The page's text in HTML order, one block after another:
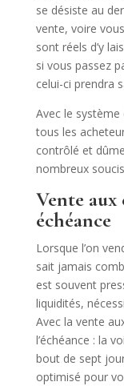
se désiste au
vente, voire
sont réels d’y
si vous passez
celui-ci prendra
Avec le
tous les
contrôlé et
nombreux
Vente aux
échéance
Lorsque l’on
sait jamais
est souvent
liquidités,
Avec la vente
l’échéance : la
bout de sept
optimisé pour